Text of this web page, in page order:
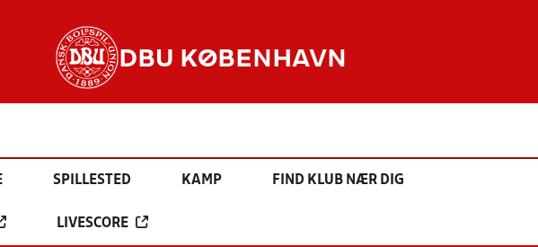
DBU KØBENHAVN
SPILLESTED KAMP FIND KLUB NÆR DIG
LIVESCORE